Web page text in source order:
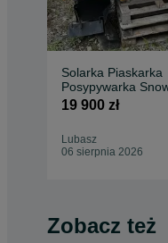
Solarka Piaskarka
Posypywarka
Epoke Schmidt
19 900 zł
Lubasz
06 sierpnia 2026
Zobacz też